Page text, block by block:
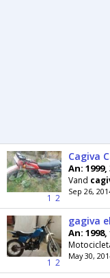
1 2
Cagiva
An: 1999,
Vand
Sep 26,
1 2
gagiva
An: 1998,
May 30,